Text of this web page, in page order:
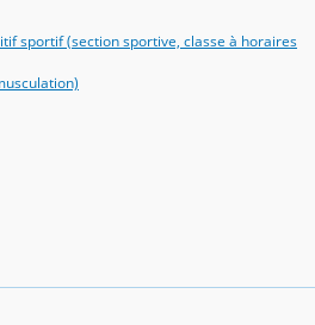
sportif (section sportive, classe à horaires